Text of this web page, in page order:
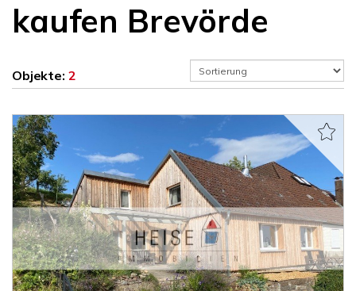
kaufen Brevörde
Objekte: 2